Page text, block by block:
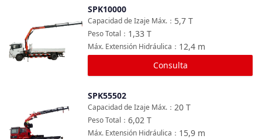
SPK10000
5,7 T
Capacidad de Izaje Máx. ：
1,33 T
Peso Total ：
12,4 m
Máx. Extensión Hidráulica ：
Consulta
SPK55502
20 T
Capacidad de Izaje Máx. ：
6,02 T
Peso Total ：
15,9 m
Máx. Extensión Hidráulica ：